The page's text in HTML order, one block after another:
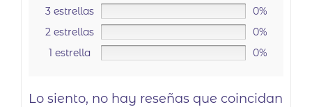
3 estrellas
0%
2 estrellas
0%
1 estrella
0%
Lo siento, no hay reseñas que coincidan